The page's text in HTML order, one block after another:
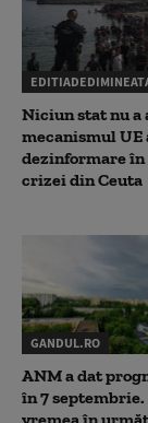
Niciun stat nu a
mecanismul UE
dezinformare
crizei din Ceuta
GANDUL.RO
ANM a dat
în 7 septembrie.